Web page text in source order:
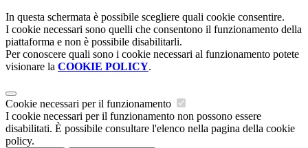
In questa schermata è possibile scegliere quali cookie consentire.
I cookie necessari sono quelli che consentono il funzionamento della
piattaforma e non è possibile disabilitarli.
Per conoscere quali sono i cookie necessari al funzionamento potete
visionare la COOKIE POLICY.
Cookie necessari per il funzionamento
I cookie necessari per il funzionamento non possono essere
disabilitati. È possibile consultare l'elenco nella pagina della cookie
policy.